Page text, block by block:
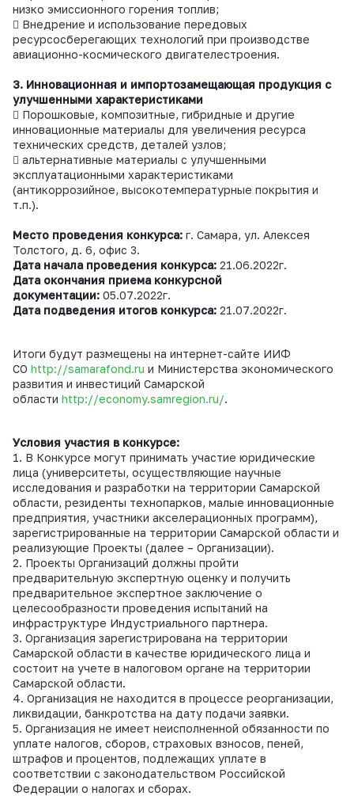
низко эмиссионного горения топлив;
 Внедрение и использование передовых
ресурсосберегающих технологий при производстве
авиационно-космического двигателестроения.
3. Инновационная и импортозамещающая продукция с
улучшенными характеристиками
 Порошковые, композитные, гибридные и другие
инновационные материалы для увеличения ресурса
технических средств, деталей узлов;
 альтернативные материалы с улучшенными
эксплуатационными характеристиками
(антикоррозийное, высокотемпературные покрытия и
т.п.).
Место проведения конкурса: г. Самара, ул. Алексея
Толстого, д. 6, офис 3.
Дата начала проведения конкурса: 21.06.2022г.
Дата окончания приема конкурсной
документации: 05.07.2022г.
Дата подведения итогов конкурса: 21.07.2022г.
Итоги будут размещены на интернет-сайте ИИФ
СО http://samarafond.ru и Министерства экономического
развития и инвестиций Самарской
области http://economy.samregion.ru/.
Условия участия в конкурсе:
1. В Конкурсе могут принимать участие юридические
лица (университеты, осуществляющие научные
исследования и разработки на территории Самарской
области, резиденты технопарков, малые инновационные
предприятия, участники акселерационных программ),
зарегистрированные на территории Самарской области и
реализующие Проекты (далее – Организации).
2. Проекты Организаций должны пройти
предварительную экспертную оценку и получить
предварительное экспертное заключение о
целесообразности проведения испытаний на
инфраструктуре Индустриального партнера.
3. Организация зарегистрирована на территории
Самарской области в качестве юридического лица и
состоит на учете в налоговом органе на территории
Самарской области.
4. Организация не находится в процессе реорганизации,
ликвидации, банкротства на дату подачи заявки.
5. Организация не имеет неисполненной обязанности по
уплате налогов, сборов, страховых взносов, пеней,
штрафов и процентов, подлежащих уплате в
соответствии с законодательством Российской
Федерации о налогах и сборах.